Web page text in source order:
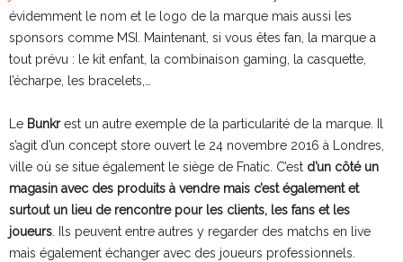
évidemment le nom et le logo de la marque mais aussi les
sponsors comme MSI. Maintenant, si vous êtes fan, la marque a
tout prévu : le kit enfant, la combinaison gaming, la casquette,
l’écharpe, les bracelets,…
Le Bunkrest un autre exemple de la particularité de la marque. Il
s’agit d’un concept store ouvert le 24 novembre 2016 à Londres,
ville où se situe également le siège de Fnatic. C’est d’un côté un
magasin avec des produits à vendre mais c’est également et
surtout un lieu de rencontre pour les clients, les fans et les
joueurs. Ils peuvent entre autres y regarder des matchs en live
mais également échanger avec des joueurs professionnels.